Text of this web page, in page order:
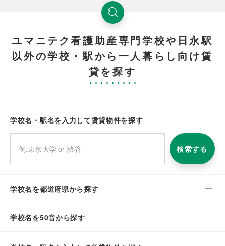
ユマニテク看護助産専門学校や日永駅
以外の学校・駅から一人暮らし向け賃
貸を探す
学校名・駅名を入力して賃貸物件を探す
検索する
学校名を都道府県から探す
学校名を50音から探す